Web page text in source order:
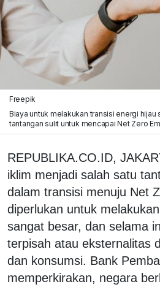
Freepik
Biaya untuk melakukan transisi energi
tantangan sulit untuk mencapai Net Zero
REPUBLIKA.CO.ID,
iklim menjadi salah satu
dalam transisi menuju Net
diperlukan untuk
sangat besar, dan selama
terpisah atau eksternalitas
dan konsumsi. Bank
memperkirakan, negara